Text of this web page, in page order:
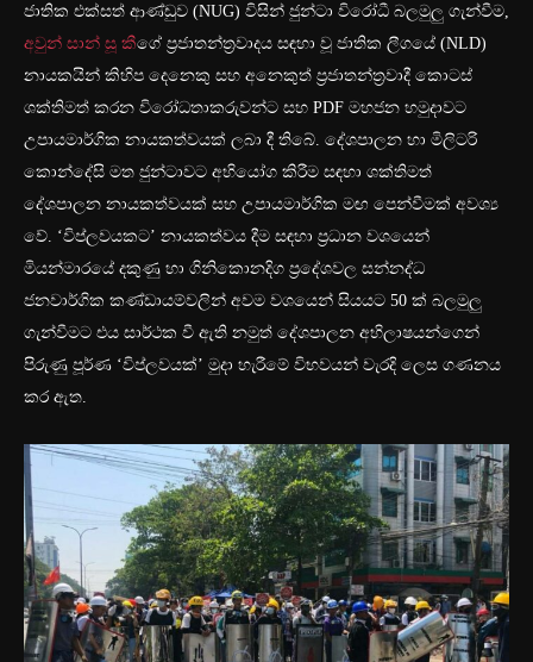
ජාතික එක්සත් ආණ්ඩුව (NUG) විසින් ජුන්ටා විරෝධී බලමුලු ගැන්වීම,
අවුන් සාන් සූ කීගේ ප්‍රජාතන්ත්‍රවාදය සඳහා වූ ජාතික ලීගයේ (NLD)
නායකයින් කිහිප දෙනෙකු සහ අනෙකුත් ප්‍රජාතන්ත්‍රවාදී කොටස්
ශක්තිමත් කරන විරෝධතාකරුවන්ට සහ PDF මහජන හමුදාවට
උපායමාර්ගික නායකත්වයක් ලබා දී තිබේ. දේශපාලන හා මිලිටරි
කොන්දේසි මත ජුන්ටාවට අභියෝග කිරීම සඳහා ශක්තිමත්
දේශපාලන නායකත්වයක් සහ උපායමාර්ගික මඟ පෙන්වීමක් අවශ්‍ය
වේ. ‘විප්ලවයකට’ නායකත්වය දීම සඳහා ප්‍රධාන වශයෙන්
මියන්මාරයේ දකුණු හා ගිනිකොනදිග ප්‍රදේශවල සන්නද්ධ
ජනවාර්ගික කණ්ඩායම්වලින් අවම වශයෙන් සියයට 50 ක් බලමුලු
ගැන්වීමට එය සාර්ථක වී ඇති නමුත් දේශපාලන අභිලාෂයන්ගෙන්
පිරුණු පූර්ණ ‘විප්ලවයක්’ මුදා හැරීමේ විභවයන් වැරදි ලෙස ගණනය
කර ඇත.